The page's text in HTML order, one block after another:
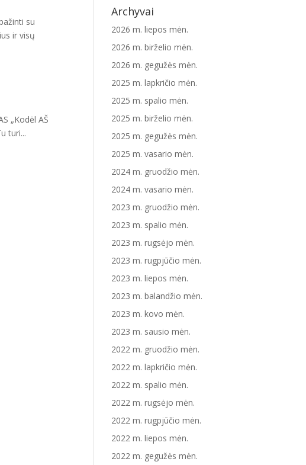
su
ir visų
AŠ
turi...
Archyvai
2026 m. liepos mėn.
2026 m. birželio mėn.
2026 m. gegužės mėn.
2025 m. lapkričio mėn.
2025 m. spalio mėn.
2025 m. birželio mėn.
2025 m. gegužės mėn.
2025 m. vasario mėn.
2024 m. gruodžio mėn.
2024 m. vasario mėn.
2023 m. gruodžio mėn.
2023 m. spalio mėn.
2023 m. rugsėjo mėn.
2023 m. rugpjūčio mėn.
2023 m. liepos mėn.
2023 m. balandžio mėn.
2023 m. kovo mėn.
2023 m. sausio mėn.
2022 m. gruodžio mėn.
2022 m. lapkričio mėn.
2022 m. spalio mėn.
2022 m. rugsėjo mėn.
2022 m. rugpjūčio mėn.
2022 m. liepos mėn.
2022 m. gegužės mėn.